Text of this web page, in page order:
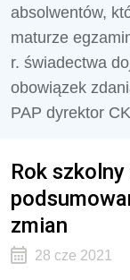
absolwentów,
maturze
r. świadectwa
obowiązek
PAP dyrektor
Rok
zmian
28 cze 2021